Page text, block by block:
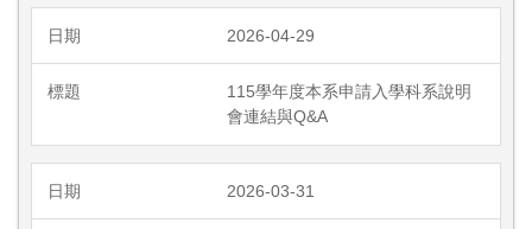
2026-04-29
115學年度本系申請入學科系說明
會連結與Q&A
2026-03-31